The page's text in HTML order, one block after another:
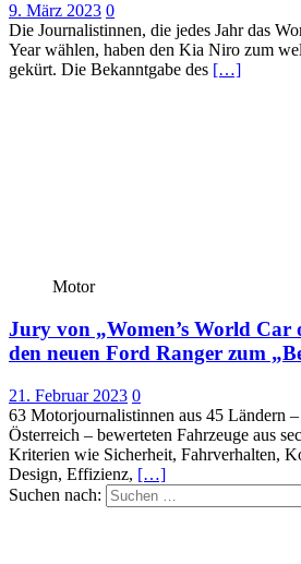
9. März 2023 0
Die Journalistinnen, die jedes Jahr das
Year wählen, haben den Kia Niro zum
gekürt. Die Bekanntgabe des […]
Motor
Jury von „Women’s World Car
den neuen Ford Ranger zum
21. Februar 2023 0
63 Motorjournalistinnen aus 45 Ländern –
Österreich – bewerteten Fahrzeuge aus
Kriterien wie Sicherheit, Fahrverhalten,
Design, Effizienz, […]
Suchen nach: